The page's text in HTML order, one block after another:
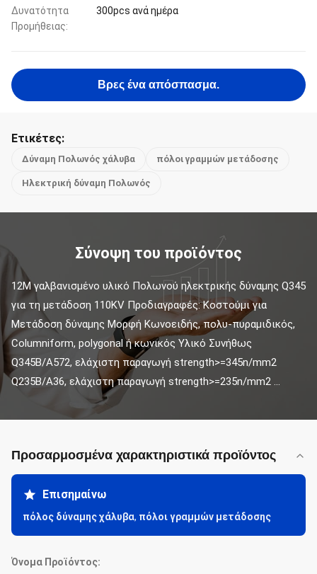
Δυνατότητα
Προμήθειας:
300pcs ανά ημέρα
Βρες ένα απόσπασμα.
Ετικέτες:
Δύναμη Πολωνός χάλυβα πόλοι γραμμών μετάδοσης
Ηλεκτρική δύναμη Πολωνός
Σύνοψη του προϊόντος
12M γαλβανισμένο υλικό Πολωνού ηλεκτρικής δύναμης Q345
για τη μετάδοση 110KV Προδιαγραφές: Κοστούμι για
Μετάδοση δύναμης Μορφή Κωνοειδής, πολυ-πυραμιδικός,
Columniform, polygonal ή κωνικός Υλικό Συνήθως
Q345B/A572, ελάχιστη παραγωγή strength>=345n/mm2
Q235B/A36, ελάχιστη παραγωγή strength>=235n/mm2 ...
Προσαρμοσμένα χαρακτηριστικά προϊόντος
Επισημαίνω
πόλος δύναμης χάλυβα, πόλοι γραμμών μετάδοσης
Όνομα Προϊόντος: